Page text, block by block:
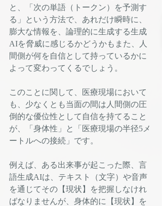
と、「次の単語（トークン）を予測す
る」という方法で、あれだけ瞬時に、
膨大な情報を、論理的に生成する生成
AIを脅威に感じるかどうかもまた、人
間側が何を自信として持っているかに
よって変わってくるでしょう。
このことに関して、医療現場において
も、少なくとも当面の間は人間側の圧
倒的な優位性として自信を持てること
が、「身体性」と「医療現場の半径5メ
ートルへの接続」です。
例えば、ある出来事が起こった際、言
語生成AIは、テキスト（文字）や音声
を通じてその【現状】を把握しなけれ
ばなりませんが、身体的に【現状】を